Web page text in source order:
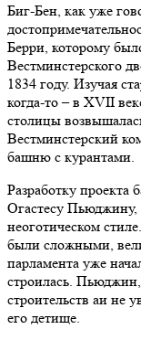
Биг-Бен, как уже
Берри, которому
Вестминстерского
1834 году. Изучая
когда-то – в XVII
столицы
Вестминстерский
башню с курантами.
Разработку проекта
Огастесу Пьюджину,
неоготическом
были сложными,
парламента уже
строилась.
строительств аи не
его детище.